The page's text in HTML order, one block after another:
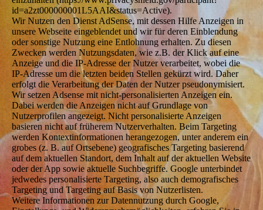
id=a2zt000000001L5AAI&status=Active).
Wir Nutzen den Dienst AdSense, mit dessen Hilfe Anzeigen in
unsere Webseite eingeblendet und wir für deren Einblendung
oder sonstige Nutzung eine Entlohnung erhalten. Zu diesen
Zwecken werden Nutzungsdaten, wie z.B. der Klick auf eine
Anzeige und die IP-Adresse der Nutzer verarbeitet, wobei die
IP-Adresse um die letzten beiden Stellen gekürzt wird. Daher
erfolgt die Verarbeitung der Daten der Nutzer pseudonymisiert.
Wir setzen Adsense mit nicht-personalisierten Anzeigen ein.
Dabei werden die Anzeigen nicht auf Grundlage von
Nutzerprofilen angezeigt. Nicht personalisierte Anzeigen
basieren nicht auf früherem Nutzerverhalten. Beim Targeting
werden Kontextinformationen herangezogen, unter anderem ein
grobes (z. B. auf Ortsebene) geografisches Targeting basierend
auf dem aktuellen Standort, dem Inhalt auf der aktuellen Website
oder der App sowie aktuelle Suchbegriffe. Google unterbindet
jedwedes personalisierte Targeting, also auch demografisches
Targeting und Targeting auf Basis von Nutzerlisten.
Weitere Informationen zur Datennutzung durch Google,